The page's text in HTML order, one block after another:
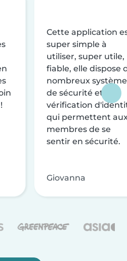
Cette application
super simple à
utiliser, super utile,
fiable, elle dispose
nombreux
de sécurité et de
vérification
qui permettent
membres de se
sentir en sécurité.
Giovanna